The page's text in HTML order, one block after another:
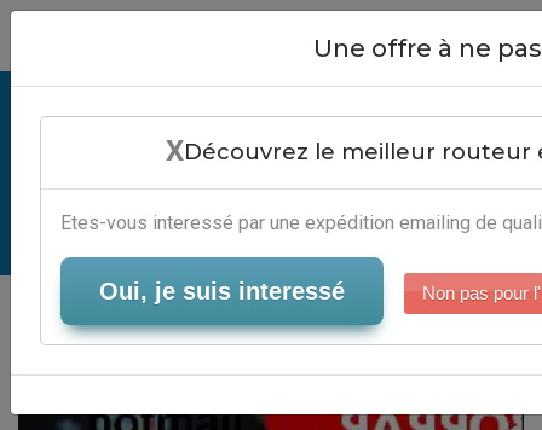
Emailing Hotmail Help -
Automatisation Marketing
Automation
Serveur-Emailing
Close
Une offre à ne
XDécouvrez le meilleur routeur
Etes-vous interessé par une expédition emailing de
Oui, je suis interessé Non pas pour